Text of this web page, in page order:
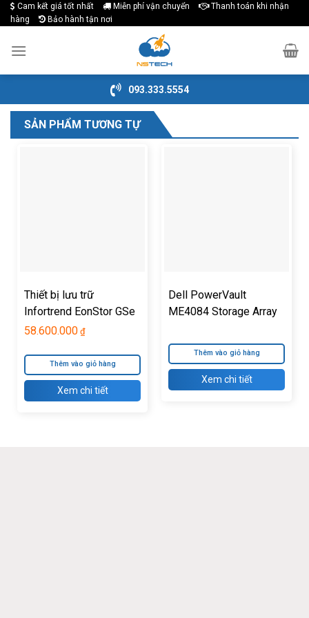
Skip
to
content
Cam kết giá tốt nhất Miễn phí vận chuyển
Thanh toán khi nhận
hàng
Bảo hành tận nơi
093.333.5554
SẢN PHẨM TƯƠNG TỰ
Thiết bị lưu trữ
Infortrend EonStor GSe
Pro 1008RP-C
58.600.000 ₫
Thêm vào giỏ hàng
Xem chi tiết
Dell PowerVault
ME4084 Storage Array
Thêm vào giỏ hàng
Xem chi tiết